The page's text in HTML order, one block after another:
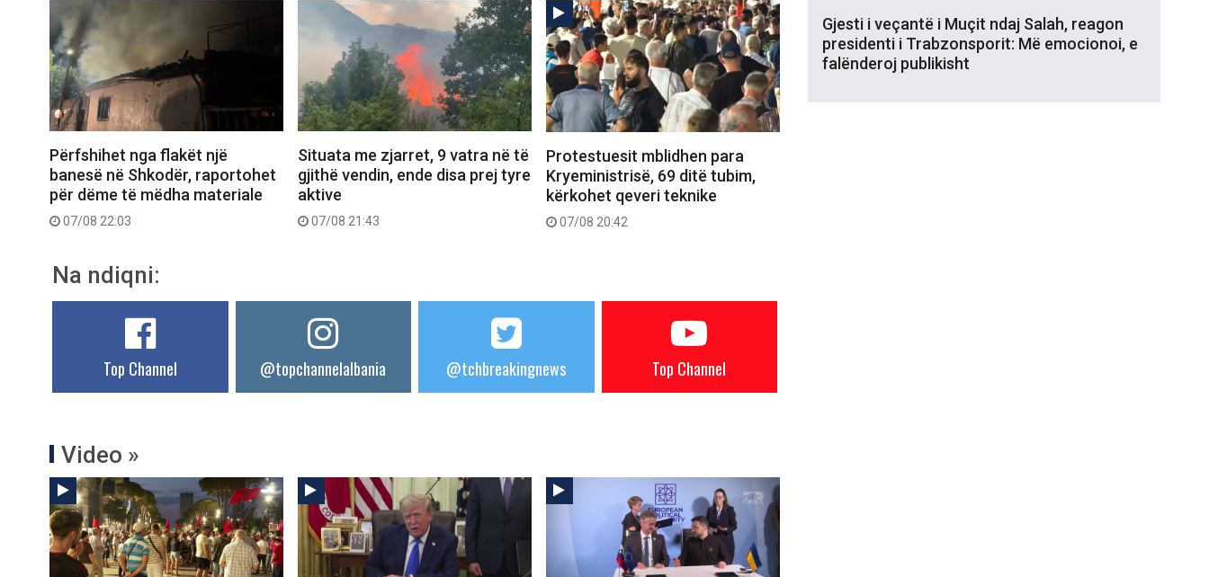
Përfshihet nga flakët një
banesë në Shkodër, raportohet
për dëme të mëdha materiale
07/08 22:03
Situata me zjarret, 9 vatra në të
gjithë vendin, ende disa prej tyre
aktive
07/08 21:43
Protestuesit mblidhen para
Kryeministrisë, 69 ditë tubim,
kërkohet qeveri teknike
07/08 20:42
Na ndiqni:
Top Channel @topchannelalbania @tchbreakingnews Top Channel
Video »
Gjesti i veçantë i Muçit ndaj Salah, reagon
presidenti i Trabzonsporit: Më emocionoi, e
falënderoj publikisht